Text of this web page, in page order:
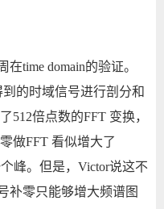
在time domain的验证。
到的时域信号进行剖分和
512倍点数的FFT 变换，
做FFT 看似增大了
峰。但是， Victor说这不
补零只能够增大频谱图